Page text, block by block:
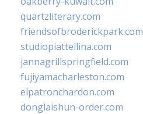
quartzliterary.com
friendsofbroderickpark.com
studiopiattellina.com
jannagrillspringfield.com
fujiyamacharleston.com
elpatronchardon.com
donglaishun-order.com